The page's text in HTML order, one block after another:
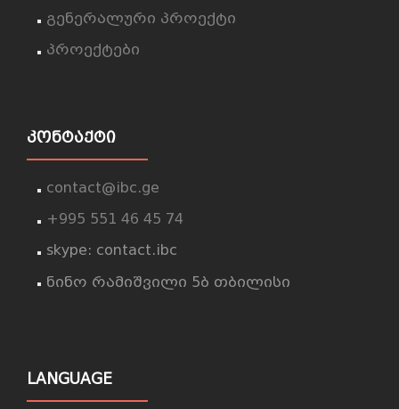
გენერალური პროექტი
პროექტები
ᲙᲝᲜᲢᲐᲥᲢᲘ
contact@ibc.ge
+995 551 46 45 74
skype: contact.ibc
ნინო რამიშვილი 5ბ თბილისი
LANGUAGE